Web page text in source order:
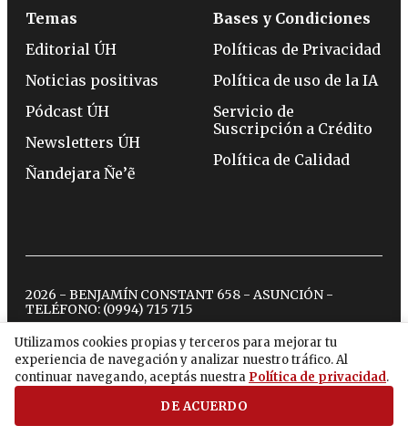
Utilizamos cookies propias y terceros para mejorar tu
experiencia de navegación y analizar nuestro tráfico. Al
continuar navegando, aceptás nuestra Política de privacidad.
DE ACUERDO
Temas
Editorial ÚH
Noticias positivas
Pódcast ÚH
Newsletters ÚH
Ñandejara Ñe’ẽ
Bases y Condiciones
Políticas de Privacidad
Política de uso de la IA
Servicio de
Suscripción a Crédito
Política de Calidad
2026 - BENJAMÍN CONSTANT 658 - ASUNCIÓN -
TELÉFONO: (0994) 715 715
twitterinstagram
facebook
tiktokyoutubespotify